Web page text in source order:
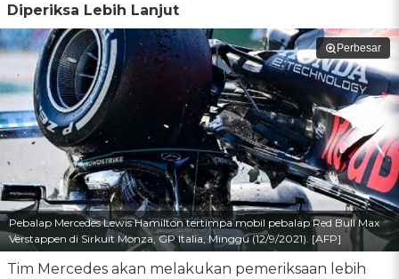
Diperiksa Lebih Lanjut
Perbesar
Pebalap Mercedes Lewis Hamilton tertimpa mobil pebalap Red Bull Max
Verstappen di Sirkuit Monza, GP Italia, Minggu (12/9/2021). [AFP]
Tim Mercedes akan melakukan pemeriksaan lebih